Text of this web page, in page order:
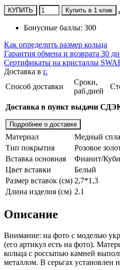
КУПИТЬ Купить в 1 клик
Бонусные баллы: 300
Как определить размер кольца
Гарантия обмена и возврата 30
Сертификаты на кристаллы
Доставка в г.
Способ доставки
Сроки,
раб.дней
Доставка в пункт выдачи
Подробнее о доставке
Материал
Медный
Тип покрытия
Розовое
Вставка основная
Фианит/
Цвет вставки
Белый
Размер вставок (см) 2,7*1,3
Длина изделия (см) 2.1
Описание
Внимание: на фото с моделью
(его aртикул есть на фoто).
кольца с россыпью камней
металлом. В серьгах